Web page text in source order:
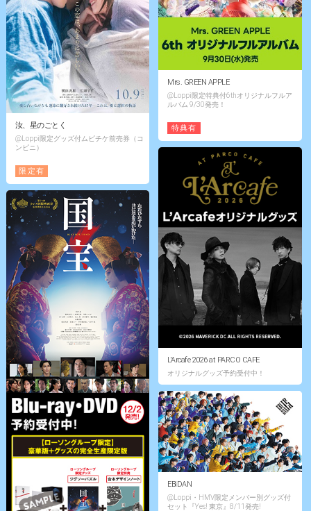
Mrs. GREEN APPLE
@Loppi限定特典付6thオリジナルフルア
ルバム 9/30発売！
特典有
汝、星のごとく
@Loppi限定グッズ付ムビチケ前売券（コ
ンビニ）
限定有
L'Arcafe 2026 at PARCO CAFE
オリジナルグッズ予約受付中！
EBiDAN
@Loppi・HMV限定メンバー別グッズ付
セット『Yes! 東京』8/11発売!